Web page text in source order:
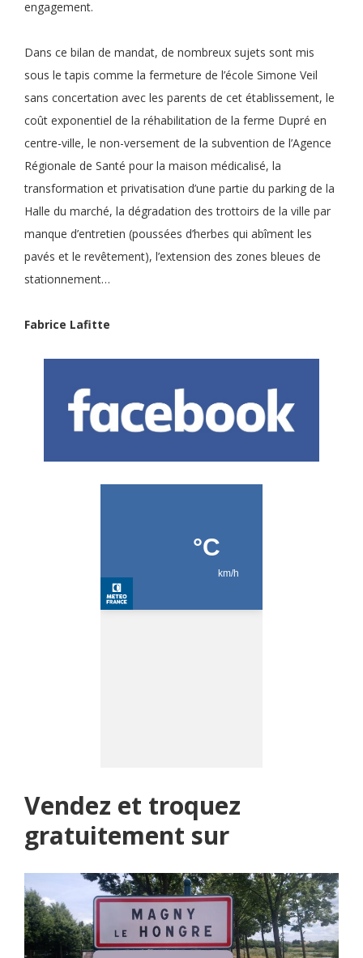
engagement.
Dans ce bilan de mandat, de nombreux sujets sont mis
sous le tapis comme la fermeture de l’école Simone Veil
sans concertation avec les parents de cet établissement, le
coût exponentiel de la réhabilitation de la ferme Dupré en
centre-ville, le non-versement de la subvention de l’Agence
Régionale de Santé pour la maison médicalisé, la
transformation et privatisation d’une partie du parking de la
Halle du marché, la dégradation des trottoirs de la ville par
manque d’entretien (poussées d’herbes qui abîment les
pavés et le revêtement), l’extension des zones bleues de
stationnement…
Fabrice Lafitte
Vendez et troquez
gratuitement sur